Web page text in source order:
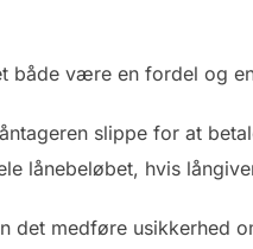
både være en fordel og
slippe for at
lånebeløbet, hvis
det medføre usikkerhed